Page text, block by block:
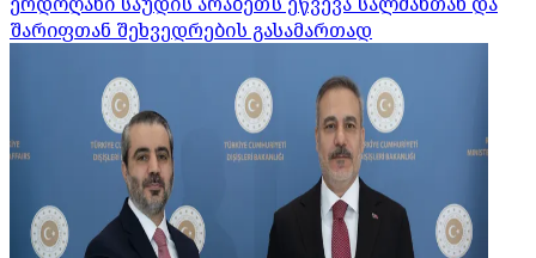
შარიფთან შეხვედრების გასამართად